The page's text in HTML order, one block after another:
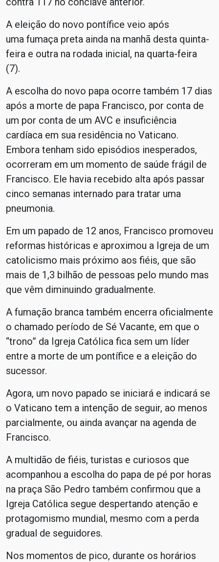
A eleição do novo pontífice veio após
uma fumaça preta ainda na manhã desta quinta-
feira e outra na rodada inicial, na quarta-feira
(7).
A escolha do novo papa ocorre também 17 dias
após a morte de papa Francisco, por conta de
um por conta de um AVC e insuficiência
cardíaca em sua residência no Vaticano.
Embora tenham sido episódios inesperados,
ocorreram em um momento de saúde frágil de
Francisco. Ele havia recebido alta após passar
cinco semanas internado para tratar uma
pneumonia.
Em um papado de 12 anos, Francisco promoveu
reformas históricas e aproximou a Igreja de um
catolicismo mais próximo aos fiéis, que são
mais de 1,3 bilhão de pessoas pelo mundo mas
que vêm diminuindo gradualmente.
A fumação branca também encerra oficialmente
o chamado período de Sé Vacante, em que o
“trono” da Igreja Católica fica sem um líder
entre a morte de um pontífice e a eleição do
sucessor.
Agora, um novo papado se iniciará e indicará se
o Vaticano tem a intenção de seguir, ao menos
parcialmente, ou ainda avançar na agenda de
Francisco.
A multidão de fiéis, turistas e curiosos que
acompanhou a escolha do papa de pé por horas
na praça São Pedro também confirmou que a
Igreja Católica segue despertando atenção e
protagomismo mundial, mesmo com a perda
gradual de seguidores.
Nos momentos de pico, durante os horários